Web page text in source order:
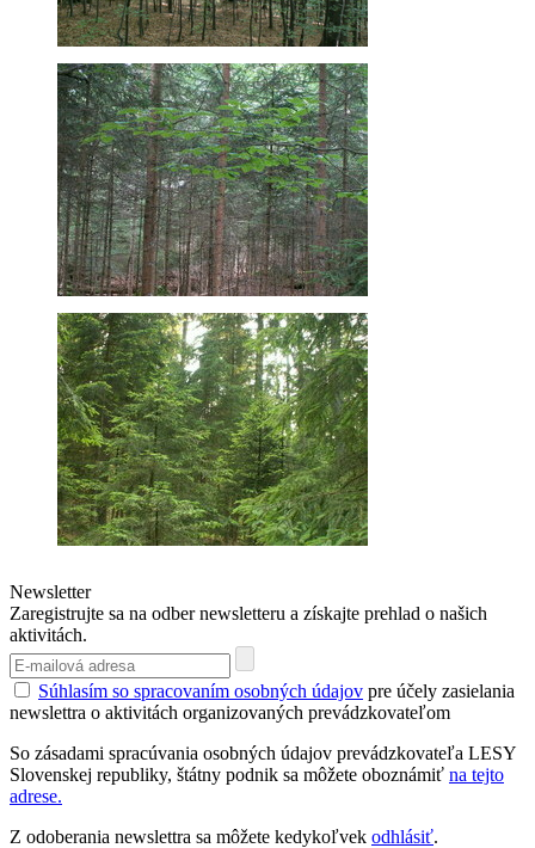
Newsletter
Zaregistrujte sa na odber newsletteru a získajte prehlad o našich
aktivitách.
Súhlasím so spracovaním osobných údajov pre účely zasielania
newslettra o aktivitách organizovaných prevádzkovateľom
So zásadami spracúvania osobných údajov prevádzkovateľa LESY
Slovenskej republiky, štátny podnik sa môžete oboznámiť na tejto
adrese.
Z odoberania newslettra sa môžete kedykoľvek odhlásiť.